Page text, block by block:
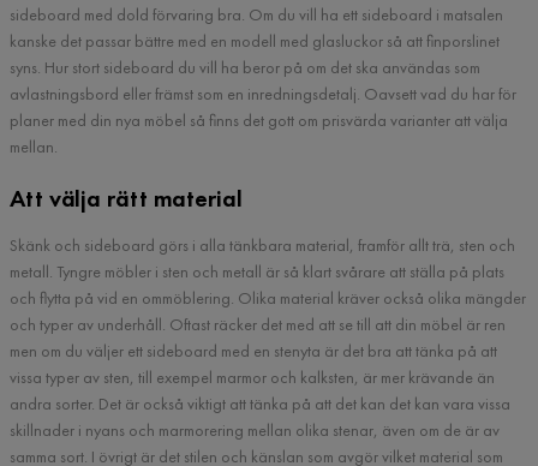
sideboard med dold förvaring bra. Om du vill ha ett sideboard i matsalen
kanske det passar bättre med en modell med glasluckor så att finporslinet
syns. Hur stort sideboard du vill ha beror på om det ska användas som
avlastningsbord eller främst som en inredningsdetalj. Oavsett vad du har för
planer med din nya möbel så finns det gott om prisvärda varianter att välja
mellan.
Att välja rätt material
Skänk och sideboard görs i alla tänkbara material, framför allt trä, sten och
metall. Tyngre möbler i sten och metall är så klart svårare att ställa på plats
och flytta på vid en ommöblering. Olika material kräver också olika mängder
och typer av underhåll. Oftast räcker det med att se till att din möbel är ren
men om du väljer ett sideboard med en stenyta är det bra att tänka på att
vissa typer av sten, till exempel marmor och kalksten, är mer krävande än
andra sorter. Det är också viktigt att tänka på att det kan det kan vara vissa
skillnader i nyans och marmorering mellan olika stenar, även om de är av
samma sort. I övrigt är det stilen och känslan som avgör vilket material som